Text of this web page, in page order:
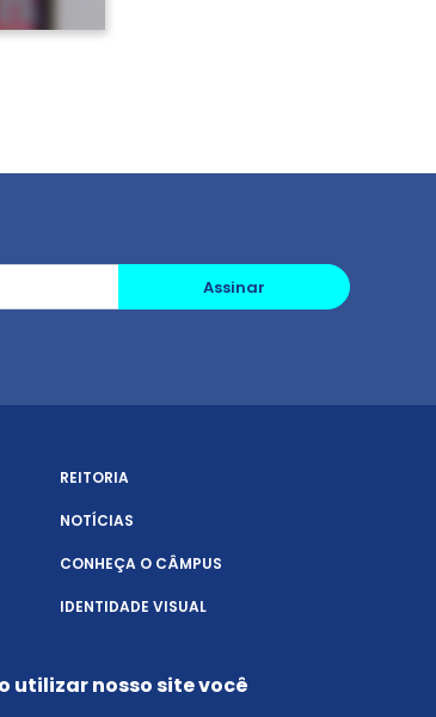
Assinar
REITORIA
NOTÍCIAS
CONHEÇA O CÂMPUS
IDENTIDADE VISUAL
utilizar nosso site você